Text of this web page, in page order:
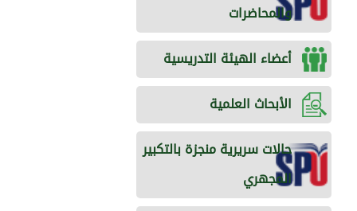
والمحاضرات
أعضاء الهيئة التدريسية
الأبحاث العلمية
حالات سريرية منجزة بالتكبير
المجهري